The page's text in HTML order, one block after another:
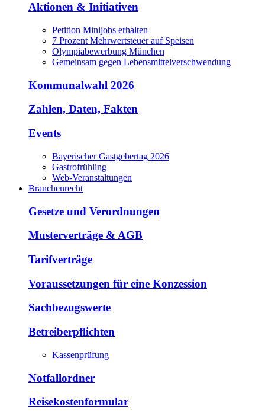
Aktionen & Initiativen
Petition Minijobs erhalten
7 Prozent Mehrwertsteuer auf Speisen
Olympiabewerbung München
Gemeinsam gegen Lebensmittelverschwendung
Kommunalwahl 2026
Zahlen, Daten, Fakten
Events
Bayerischer Gastgebertag 2026
Gastrofrühling
Web-Veranstaltungen
Branchenrecht
Gesetze und Verordnungen
Musterverträge & AGB
Tarifverträge
Voraussetzungen für eine Konzession
Sachbezugswerte
Betreiberpflichten
Kassenprüfung
Notfallordner
Reisekostenformular